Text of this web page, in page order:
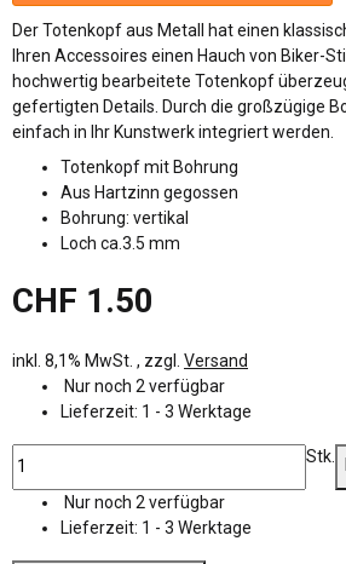
Der Totenkopf aus Metall hat einen
Ihren Accessoires einen Hauch von Biker-
hochwertig bearbeitete Totenkopf
gefertigten Details. Durch die großzügige
einfach in Ihr Kunstwerk integriert werden.
Totenkopf mit Bohrung
Aus Hartzinn gegossen
Bohrung: vertikal
Loch ca.3.5 mm
CHF 1.50
inkl. 8,1% MwSt. , zzgl. Versand
Nur noch 2 verfügbar
Lieferzeit: 1 - 3 Werktage
Stk.
Nur noch 2 verfügbar
Lieferzeit: 1 - 3 Werktage